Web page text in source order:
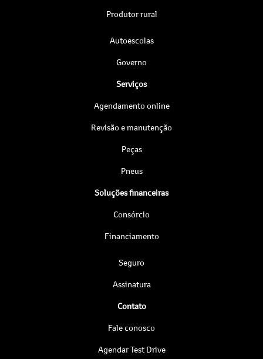
Produtor rural
Autoescolas
Governo
Serviços
Agendamento online
Revisão e manutenção
Peças
Pneus
Soluções financeiras
Consórcio
Financiamento
Seguro
Assinatura
Contato
Fale conosco
Agendar Test Drive